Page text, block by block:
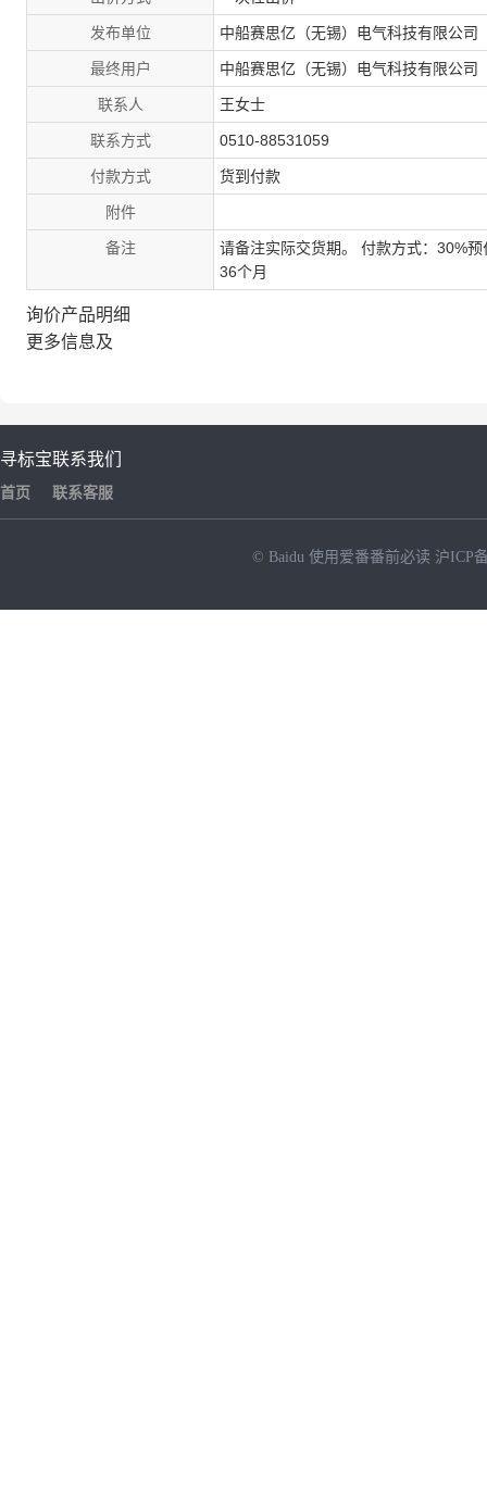
发布单位 中船赛思亿（无锡）电气科技有限公司
最终用户 中船赛思亿（无锡）电气科技有限公司
联系人 王女士
联系方式 0510-88531059
付款方式 货到付款
附件
备注
请备注实际交货期。 付款方式：30%
36个月
询价产品明细
更多信息及
寻标宝
首页
联系我们
联系客服
© Baidu 使用爱番番前必读 沪ICP